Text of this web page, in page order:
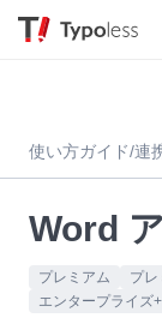
使い方ガイド/連
Word
プレミアム プ
エンタープライズ